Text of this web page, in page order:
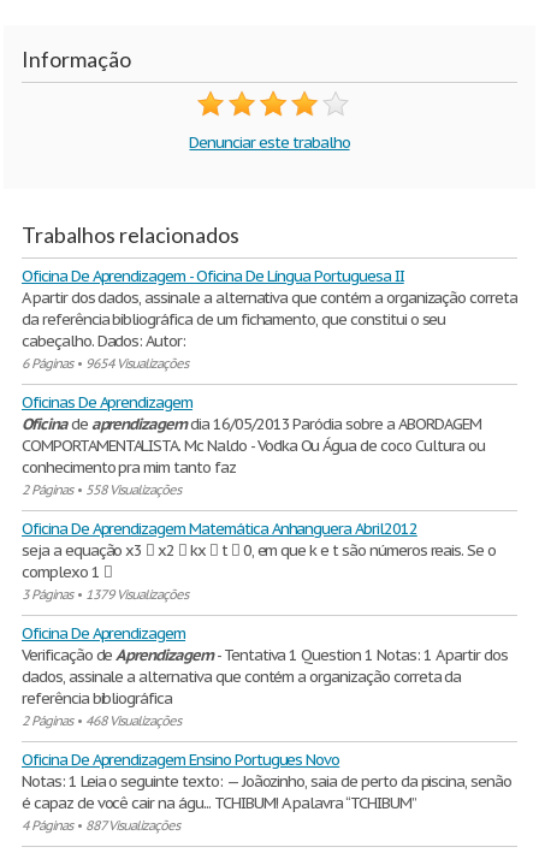
Informação
Denunciar este trabalho
Trabalhos relacionados
Oficina De Aprendizagem - Oficina De Língua Portuguesa II
A partir dos dados, assinale a alternativa que contém a organização correta
da referência bibliográfica de um fichamento, que constitui o seu
cabeçalho. Dados: Autor:
6 Páginas• 9654 Visualizações
Oficinas De Aprendizagem
Oficinadeaprendizagemdia 16/05/2013 Paródia sobre a ABORDAGEM
COMPORTAMENTALISTA. Mc Naldo - Vodka Ou Água de coco Cultura ou
conhecimento pra mim tanto faz
2 Páginas• 558 Visualizações
Oficina De Aprendizagem Matemática Anhanguera Abril2012
seja a equação x3  x2  kx  t  0, em que k e t são números reais. Se o
complexo 1 
3 Páginas• 1379 Visualizações
Oficina De Aprendizagem
Verificação deAprendizagem- Tentativa 1 Question 1 Notas: 1 A partir dos
dados, assinale a alternativa que contém a organização correta da
referência bibliográfica
2 Páginas• 468 Visualizações
Oficina De Aprendizagem Ensino Portugues Novo
Notas: 1 Leia o seguinte texto: — Joãozinho, saia de perto da piscina, senão
é capaz de você cair na águ... TCHIBUM! A palavra “TCHIBUM”
4 Páginas• 887 Visualizações